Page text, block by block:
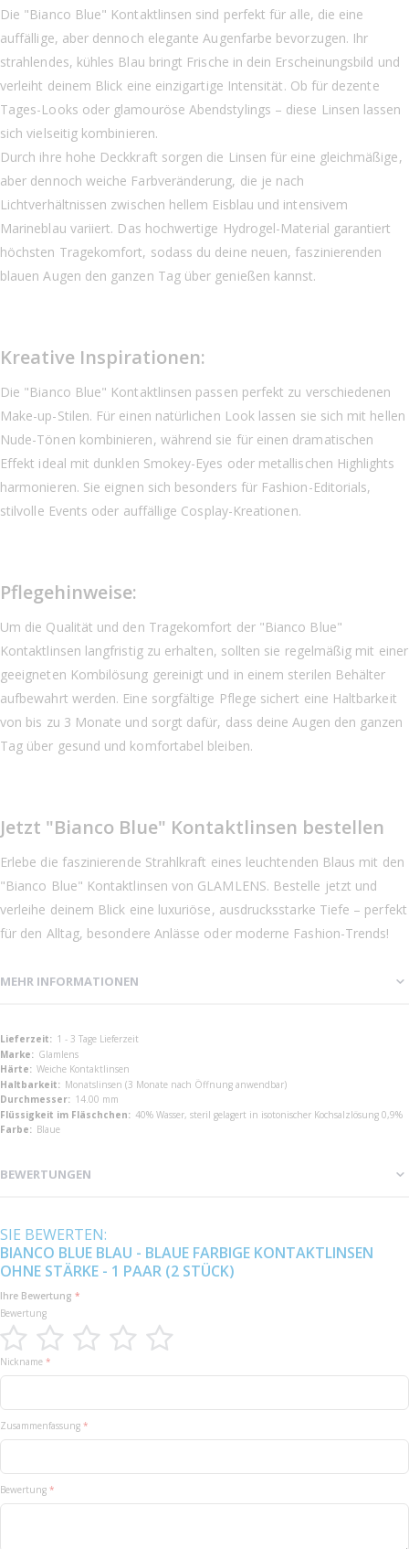
Die "Bianco Blue" Kontaktlinsen sind perfekt für alle, die eine
auffällige, aber dennoch elegante Augenfarbe bevorzugen. Ihr
strahlendes, kühles Blau bringt Frische in dein Erscheinungsbild und
verleiht deinem Blick eine einzigartige Intensität. Ob für dezente
Tages-Looks oder glamouröse Abendstylings – diese Linsen lassen
sich vielseitig kombinieren.
Durch ihre hohe Deckkraft sorgen die Linsen für eine gleichmäßige,
aber dennoch weiche Farbveränderung, die je nach
Lichtverhältnissen zwischen hellem Eisblau und intensivem
Marineblau variiert. Das hochwertige Hydrogel-Material garantiert
höchsten Tragekomfort, sodass du deine neuen, faszinierenden
blauen Augen den ganzen Tag über genießen kannst.
Kreative Inspirationen:
Die "Bianco Blue" Kontaktlinsen passen perfekt zu verschiedenen
Make-up-Stilen. Für einen natürlichen Look lassen sie sich mit hellen
Nude-Tönen kombinieren, während sie für einen dramatischen
Effekt ideal mit dunklen Smokey-Eyes oder metallischen Highlights
harmonieren. Sie eignen sich besonders für Fashion-Editorials,
stilvolle Events oder auffällige Cosplay-Kreationen.
Pflegehinweise:
Um die Qualität und den Tragekomfort der "Bianco Blue"
Kontaktlinsen langfristig zu erhalten, sollten sie regelmäßig mit einer
geeigneten Kombilösung gereinigt und in einem sterilen Behälter
aufbewahrt werden. Eine sorgfältige Pflege sichert eine Haltbarkeit
von bis zu 3 Monate und sorgt dafür, dass deine Augen den ganzen
Tag über gesund und komfortabel bleiben.
Jetzt "Bianco Blue" Kontaktlinsen bestellen
Erlebe die faszinierende Strahlkraft eines leuchtenden Blaus mit den
"Bianco Blue" Kontaktlinsen von GLAMLENS. Bestelle jetzt und
verleihe deinem Blick eine luxuriöse, ausdrucksstarke Tiefe – perfekt
für den Alltag, besondere Anlässe oder moderne Fashion-Trends!
MEHR INFORMATIONEN
Mehr
Informationen
1 - 3 Tage Lieferzeit
Glamlens
Weiche Kontaktlinsen
Monatslinsen (3 Monate nach Öffnung anwendbar)
14.00 mm
40% Wasser, steril gelagert in isotonischer Kochsalzlösung 0,9%
Blaue
BEWERTUNGEN
SIE BEWERTEN:
BIANCO BLUE BLAU - BLAUE FARBIGE KONTAKTLINSEN
OHNE STÄRKE - 1 PAAR (2 STÜCK)
Ihre Bewertung
Bewertung
1
2
3
4
5Nickname
Zusammenfassung
Bewertung